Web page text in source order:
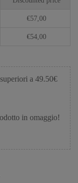
€57,00
€54,00
a 49.50€
in omaggio!